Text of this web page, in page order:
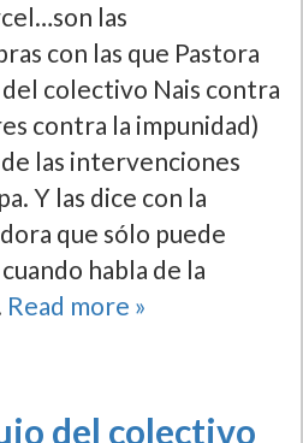
las
con las que Pastora
colectivo Nais contra
contra la impunidad)
las intervenciones
Y las dice con la
que sólo puede
habla de la
Read more »
del colectivo